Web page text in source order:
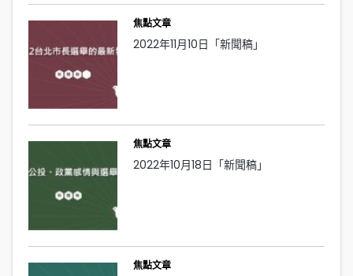
焦點文章
2022年11月10日「新聞稿」
焦點文章
2022年10月18日「新聞稿」
焦點文章